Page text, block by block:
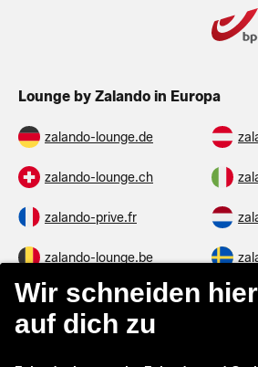
Lounge by Zalando in Europa
zalando-lounge.de
zalando-lounge.ch
zalando-prive.fr
zalando-lounge.be
zalando-lounge.fi
zalando-lounge.co.uk